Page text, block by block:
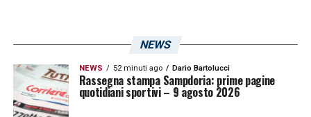
NEWS
NEWS 52 minuti ago Dario Bartolucci
Rassegna stampa Sampdoria: prime pagine
quotidiani sportivi – 9 agosto 2026